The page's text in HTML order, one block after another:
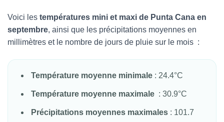
Voici les températures mini et maxi de Punta Cana en
septembre, ainsi que les précipitations moyennes en
millimètres et le nombre de jours de pluie sur le mois :
Température moyenne minimale : 24.4°C
Température moyenne maximale : 30.9°C
Précipitations moyennes maximales : 101.7